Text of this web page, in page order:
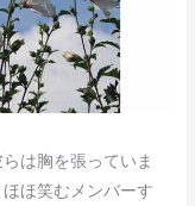
は胸を張っていま
ほ笑むメンバーす